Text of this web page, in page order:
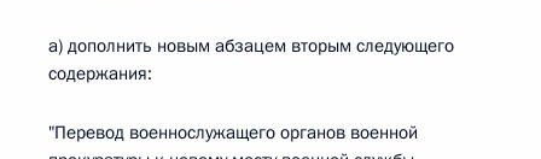
а) дополнить новым абзацем вторым следующего
содержания:
"Перевод военнослужащего органов военной